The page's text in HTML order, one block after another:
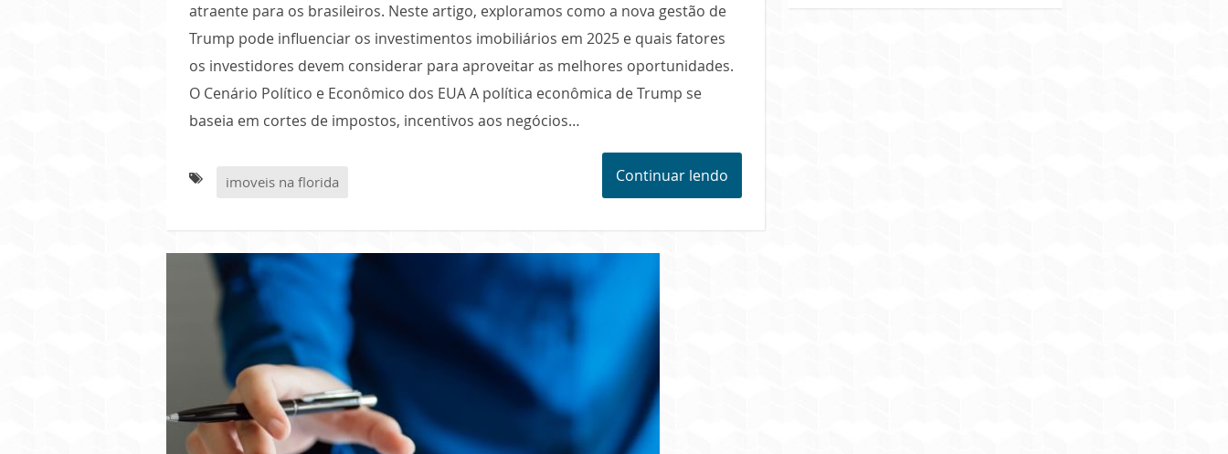
atraente para os brasileiros. Neste artigo, exploramos como a nova gestão de
Trump pode influenciar os investimentos imobiliários em 2025 e quais fatores
os investidores devem considerar para aproveitar as melhores oportunidades.
O Cenário Político e Econômico dos EUA A política econômica de Trump se
baseia em cortes de impostos, incentivos aos negócios…
Continuar lendo
imoveis na florida